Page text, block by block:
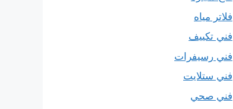
فلاتر مياه
فني تكييف
فني رسيفرات
فني ستلايت
فني صحي